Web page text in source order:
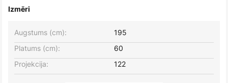
Izmēri
Platums (cm): 60
Augstums (cm): 195
Projekcija: 122